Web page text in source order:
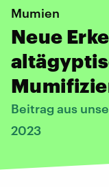
Mumien
Neue
Beitrag aus
2023